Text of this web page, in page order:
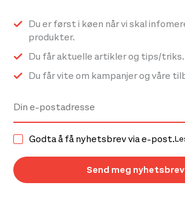
Du er først i køen når vi skal
produkter.
Du får aktuelle artikler og tips/triks.
Du får vite om kampanjer og våre
Godta å få nyhetsbrev via e-post.